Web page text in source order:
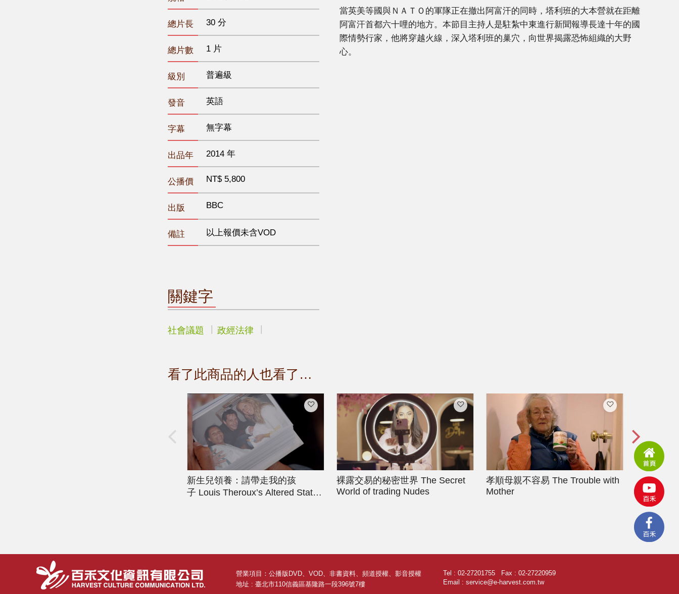
總片長 30 分
總片數 1 片
級別 普遍級
發音 英語
字幕 無字幕
出品年 2014 年
公播價 NT$ 5,800
出版 BBC
備註 以上報價未含VOD
關鍵字
社會議題 政經法律
當英美等國與ＮＡＴＯ的軍隊正在撤出阿富汗的同時，塔利班的大本營就在距離
阿富汗首都六十哩的地方。本節目主持人是駐紮中東進行新聞報導長達十年的國
際情勢行家，他將穿越火線，深入塔利班的巢穴，向世界揭露恐怖組織的大野
心。
看了此商品的人也看了…
新生兒領養：請帶走我的孩
子 Louis Theroux’s Altered States
裸露交易的秘密世界 The Secret
World of trading Nudes
孝順母親不容易 The Trouble with
Mother
現代家庭
History
營業項目：公播版DVD、VOD、非書資料、頻道授權、影音授權
地址 : 臺北市110信義區基隆路一段396號7樓
Tel : 02-27201755 Fax : 02-27220959
Email : service@e-harvest.com.tw